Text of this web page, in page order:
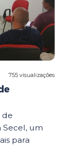
755 visualizações
de
Secel, um
para